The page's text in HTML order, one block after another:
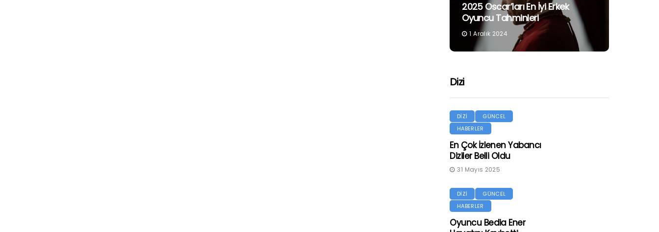
2025 Oscar’ları En İyi Erkek
Oyuncu Tahminleri
1 Aralık 2024
Dizi
DİZİ
GÜNCEL
HABERLER
En Çok İzlenen Yabancı
Diziler Belli Oldu
31 Mayıs 2025
DİZİ
GÜNCEL
HABERLER
Oyuncu Bedia Ener